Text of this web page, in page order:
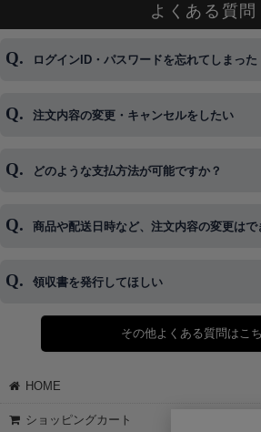
よくある質問
ログインID・パスワードを忘れてしまった
◆下記ページより、ログインIDの変更が可
注文内容の変更・キャンセルをしたい
◆即日発送を行なっている関係上、午後以
※発送後、発送準備が完了しお手続きが間
どのような支払方法が可能ですか？
◆代金引換・クレジットカード・携帯キャ
商品や配送日時など、注文内容の変更はで
◆商品発送前の変更は承っております。
さい。
領収書を発行してほしい
◆領収書はご希望頂いた場合のみ発行して
【これからご注文する場合】
STEP2「お届け先・お支払い」ページに
願いします。
その他よくある質問はこ
HOME
ショッピングカート